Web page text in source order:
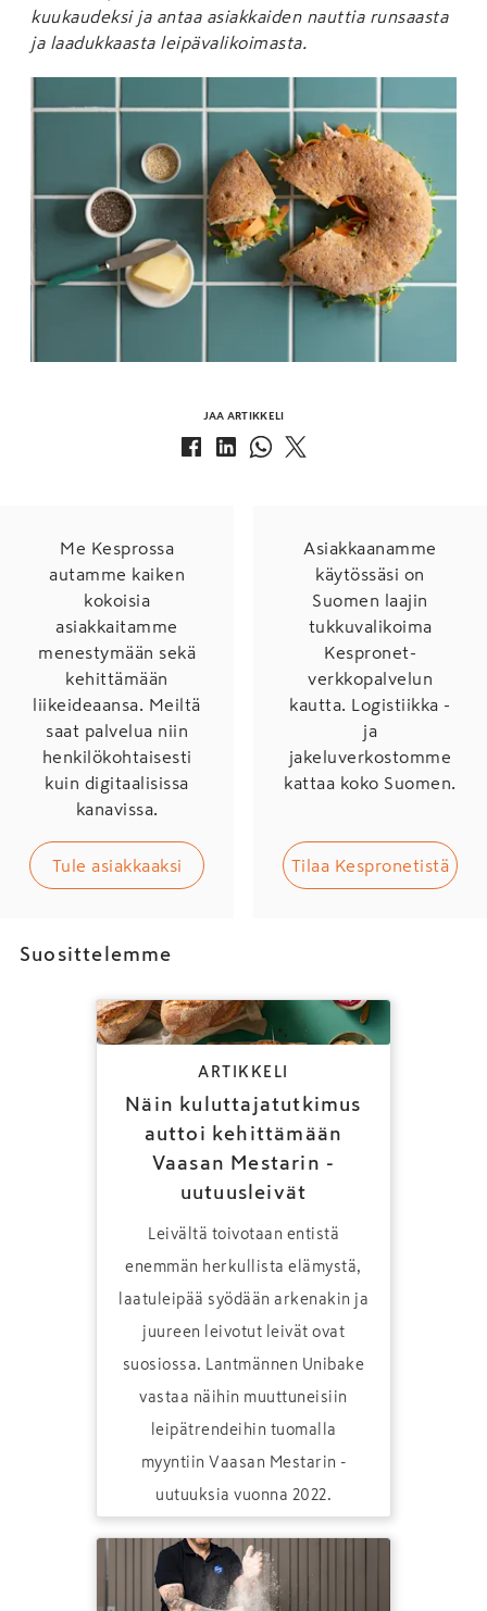
kuukaudeksi ja antaa asiakkaiden nauttia runsaasta
ja laadukkaasta leipävalikoimasta.
JAA ARTIKKELI
Me Kesprossa
autamme kaiken
kokoisia
asiakkaitamme
menestymään sekä
kehittämään
liikeideaansa. Meiltä
saat palvelua niin
henkilökohtaisesti
kuin digitaalisissa
kanavissa.
Tule asiakkaaksi
Asiakkaanamme
käytössäsi on
Suomen laajin
tukkuvalikoima
Kespronet-
verkkopalvelun
kautta. Logistiikka -
ja
jakeluverkostomme
kattaa koko Suomen.
Tilaa Kespronetistä
Suosittelemme
ARTIKKELI
Näin kuluttajatutkimus
auttoi kehittämään
Vaasan Mestarin -
uutuusleivät
Leivältä toivotaan entistä
enemmän herkullista elämystä,
laatuleipää syödään arkenakin ja
juureen leivotut leivät ovat
suosiossa. Lantmännen Unibake
vastaa näihin muuttuneisiin
leipätrendeihin tuomalla
myyntiin Vaasan Mestarin -
uutuuksia vuonna 2022.